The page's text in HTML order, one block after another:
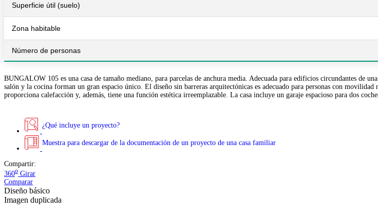
Superficie útil (suelo)
Zona habitable
Número de personas
BUNGALOW 105 es una casa de tamaño mediano, para parcelas de anchura media. Adecuada para edificios circundantes de
salón y la cocina forman un gran espacio único. El diseño sin barreras arquitectónicas es adecuado para personas con
proporciona calefacción y, además, tiene una función estética irreemplazable. La casa incluye un garaje espacioso para dos
¿Qué incluye un proyecto?
Muestra para descargar de la documentación de un proyecto de una casa familiar
Compartir:
360o Girar
Comparar
Diseño básico
Imagen duplicada